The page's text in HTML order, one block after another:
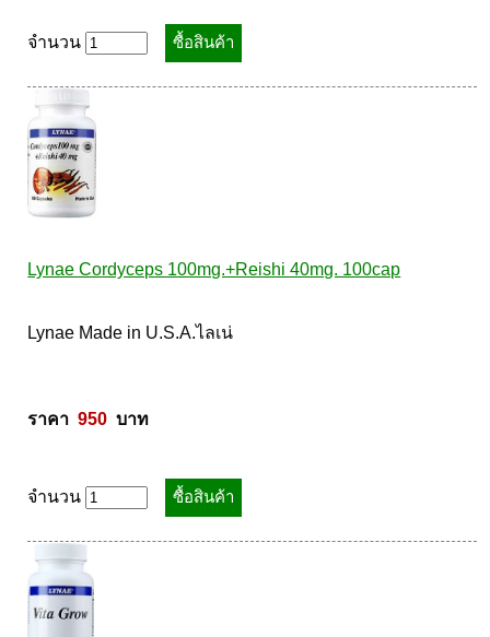
จำนวน
Lynae Cordyceps 100mg.+Reishi 40mg. 100cap
Lynae Made in U.S.A.ไลเน่
ราคา 950
  บาท
จำนวน